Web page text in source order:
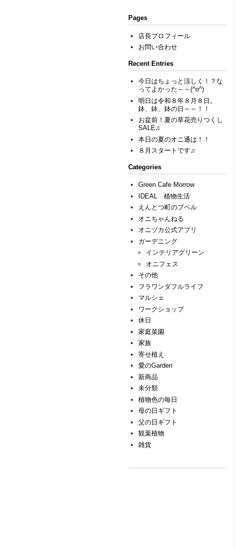
Pages
店長プロフィール
お問い合わせ
Recent Entries
今日はちょっと涼しく！？な
ってよかった～～(^o^)
明日は令和８年８月８日。
鉢、鉢、鉢の日～～！！
お盆前！夏の草花売りつくし
SALE♫
本日の夏のオニ通は！！
８月スタートです♫
Categories
Green Cafe Morrow
IDEAL 植物生活
えんとつ町のプペル
オニちゃんねる
オニヅカ公式アプリ
ガーデニング
インテリアグリーン
オニフェス
その他
フラワンダフルライフ
マルシェ
ワークショップ
休日
家庭菜園
家族
寄せ植え
愛のGarden
新商品
未分類
植物色の毎日
母の日ギフト
父の日ギフト
観葉植物
雑貨